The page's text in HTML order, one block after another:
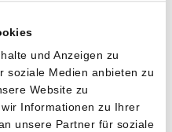
und Anzeigen zu
soziale Medien anbieten zu
Website zu
Informationen zu Ihrer
unsere Partner für soziale
über
kann als Bachelor of
of Science (weitere 4